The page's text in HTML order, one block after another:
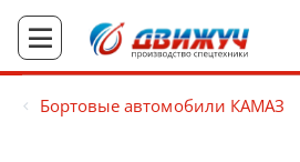
Бортовые автомобили КАМАЗ